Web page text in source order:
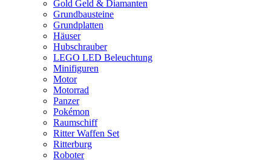
Gold Geld & Diamanten
Grundbausteine
Grundplatten
Häuser
Hubschrauber
LEGO LED Beleuchtung
Minifiguren
Motor
Motorrad
Panzer
Pokémon
Raumschiff
Ritter Waffen Set
Ritterburg
Roboter